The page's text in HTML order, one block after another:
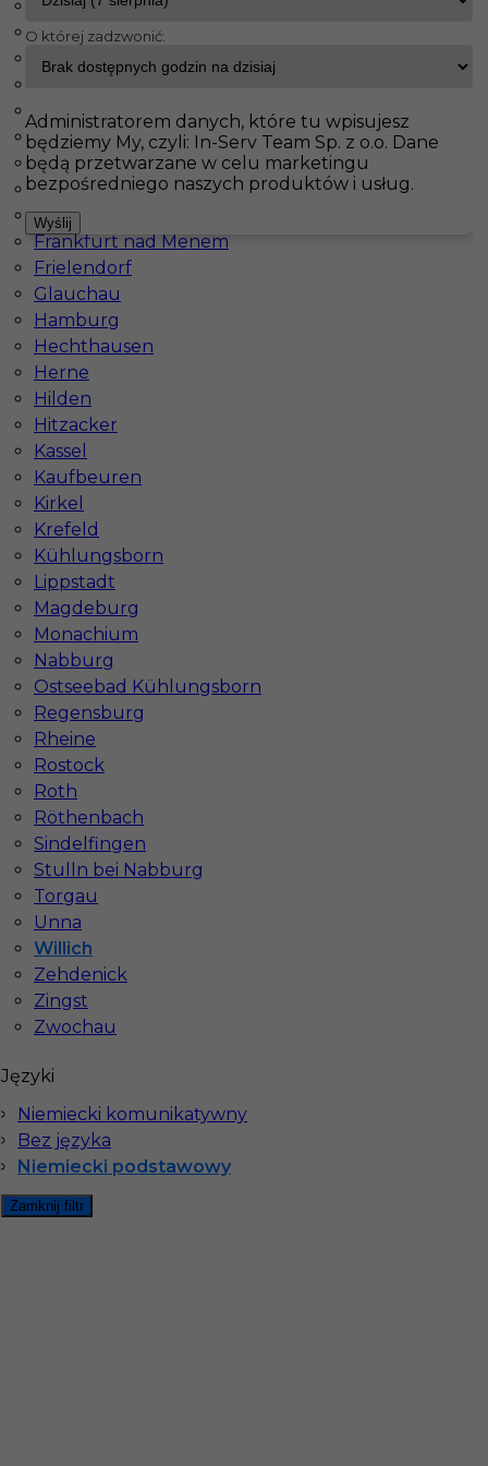
InServ Oferty pracy Prace wykończeniowe
Bad Kohlgrub
Benneckenstein
Bochum
Brilon
Dortmund
Duisburg
Düsseldorf
Essen
Frankfurt nad Menem
Frielendorf
Glauchau
Hamburg
Hechthausen
Herne
Hilden
Hitzacker
Kassel
Kaufbeuren
Kirkel
Krefeld
Kühlungsborn
Lippstadt
Magdeburg
Monachium
Nabburg
Ostseebad Kühlungsborn
Regensburg
Rheine
Rostock
Roth
Röthenbach
Sindelfingen
Stulln bei Nabburg
Torgau
Unna
Willich
Zehdenick
Zingst
Zwochau
Języki
Niemiecki komunikatywny
Bez języka
Niemiecki podstawowy
Zamknij filtr
Regipsiarz / szpachlarz praca za granicą
Kategoria
Płyt GK , Szpachlarz
Lokalizacja
Wymagane języki
komunikatywny
Stawka 14 - 16 € / h
Płytkarz / glazurnik praca w Niemczech
Kategoria Prace wykończeniowe
Płytkarz
Lokalizacja
Wymagane języki
Stawka 17 - 19 € / h
Znaleziono 2 wyników
O której zadzwonić:
Administratorem danych, które tu wpisujesz
będziemy My, czyli: In-Serv Team Sp. z o.o. Dane
będą przetwarzane w celu marketingu
bezpośredniego naszych produktów i usług.
Wyślij